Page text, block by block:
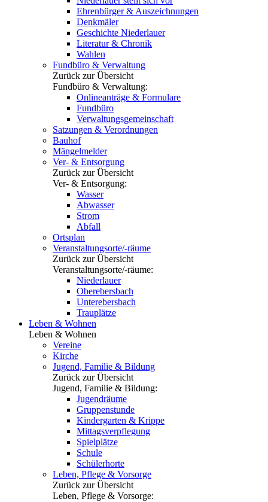
Ehrenbürger & Auszeichnungen
Denkmäler
Geschichte Niederlauer
Literatur & Chronik
Wahlen
Fundbüro & Verwaltung
Zurück zur Übersicht
Fundbüro & Verwaltung:
Onlineanträge & Formulare
Fundbüro
Verwaltungsgemeinschaft
Satzungen & Verordnungen
Bauhof
Mängelmelder
Ver- & Entsorgung
Zurück zur Übersicht
Ver- & Entsorgung:
Wasser
Abwasser
Strom
Abfall
Ortsplan
Veranstaltungsorte/-räume
Zurück zur Übersicht
Veranstaltungsorte/-räume:
Niederlauer
Oberebersbach
Unterebersbach
Trauplätze
Leben & Wohnen
Leben & Wohnen
Vereine
Kirche
Jugend, Familie & Bildung
Zurück zur Übersicht
Jugend, Familie & Bildung:
Jugendräume
Gruppenstunde
Kindergarten & Krippe
Mittagsverpflegung
Spielplätze
Schule
Schülerhorte
Leben, Pflege & Vorsorge
Zurück zur Übersicht
Leben, Pflege & Vorsorge: